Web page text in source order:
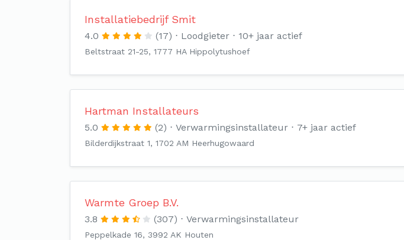
Installatiebedrijf Smit
4.0 (17) Loodgieter 10+ jaar actief
Beltstraat 21-25, 1777 HA Hippolytushoef
Hartman Installateurs
5.0 (2) Verwarmingsinstallateur 7+ jaar actief
Bilderdijkstraat 1, 1702 AM Heerhugowaard
Warmte Groep B.V.
3.8 (307) Verwarmingsinstallateur
Peppelkade 16, 3992 AK Houten